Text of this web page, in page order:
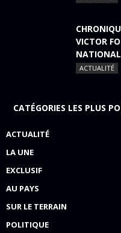
VICTOR
ACTUALITÉ
CATÉGORIES LES PLUS
ACTUALITÉ
LA UNE
EXCLUSIF
AU PAYS
SUR LE TERRAIN
POLITIQUE